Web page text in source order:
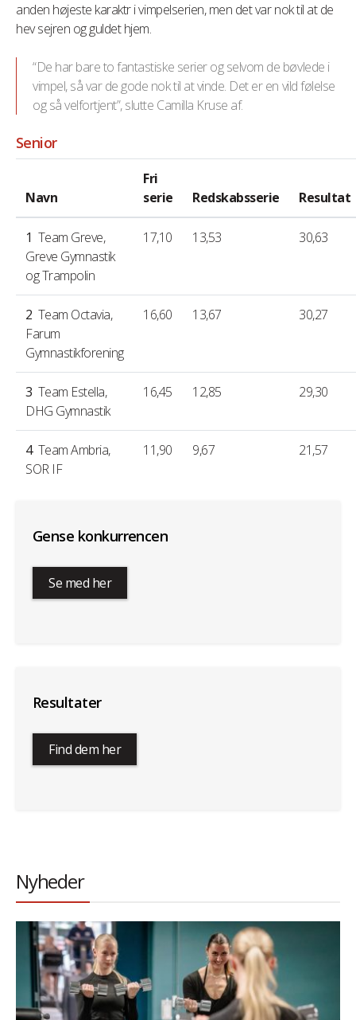
anden højeste karaktr i vimpelserien, men det var nok til at de
hev sejren og guldet hjem.
“De har bare to fantastiske serier og selvom de bøvlede i
vimpel, så var de gode nok til at vinde. Det er en vild følelse
og så velfortjent”, slutte Camilla Kruse af.
Senior
Navn
Fri
serie
Redskabsserie Resultat
1 Team Greve,
Greve Gymnastik
og Trampolin
17,10 13,53 30,63
2 Team Octavia,
Farum
Gymnastikforening
16,60 13,67 30,27
3 Team Estella,
DHG Gymnastik
16,45 12,85 29,30
4Team Ambria,
SOR IF
11,90 9,67 21,57
Gense konkurrencen
Se med her
Resultater
Find dem her
Nyheder